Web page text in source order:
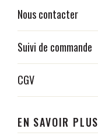
Nous contacter
Suivi de commande
CGV
EN SAVOIR PLUS